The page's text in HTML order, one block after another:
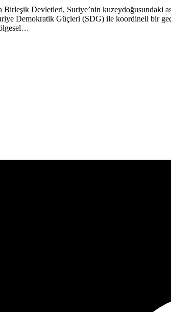
Devletleri, Suriye’nin kuzeydoğusundaki
Demokratik Güçleri (SDG) ile koordineli bir